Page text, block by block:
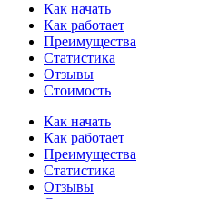
Как начать
Как работает
Преимущества
Статистика
Отзывы
Стоимость
Как начать
Как работает
Преимущества
Статистика
Отзывы